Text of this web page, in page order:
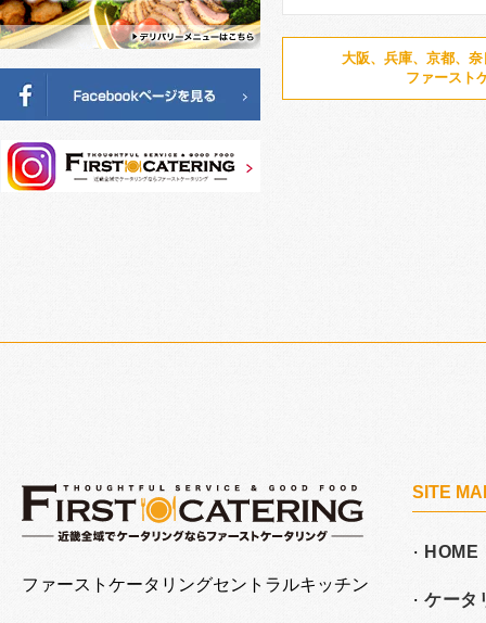
大阪、兵庫、京都、
ファースト
ファーストケータリングセントラルキッチン
SITE
HOME
ケータ